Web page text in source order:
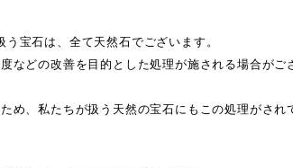
う宝石は、全て天然石でございます。
などの改善を目的とした処理が施される場合が
め、私たちが扱う天然の宝石にもこの処理がされ